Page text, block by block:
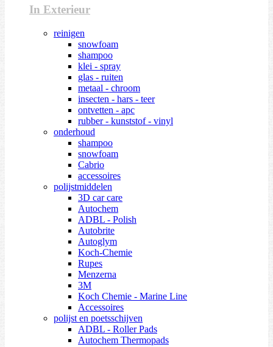
In Exterieur
reinigen
snowfoam
shampoo
klei - spray
glas - ruiten
metaal - chroom
insecten - hars - teer
ontvetten - apc
rubber - kunststof - vinyl
onderhoud
shampoo
snowfoam
Cabrio
accessoires
polijstmiddelen
3D car care
Autochem
ADBL - Polish
Autobrite
Autoglym
Koch-Chemie
Rupes
Menzerna
3M
Koch Chemie - Marine Line
Accessoires
polijst en poetsschijven
ADBL - Roller Pads
Autochem Thermopads